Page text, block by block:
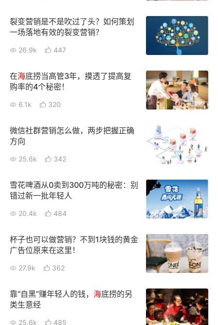
裂变营销是不是吹过了头？如何策划
一场落地有效的裂变营销？
26.9k 447
在海底捞当高管3年，摸透了提高复
购率的4个秘密！
6.1k 320
微信社群营销怎么做，两步把握正确
方向
25.6k 342
雪花啤酒从0卖到300万吨的秘密：别
错过新一批年轻人
20.4k 484
杯子也可以做营销？不到1块钱的黄金
广告位原来在这里！
27.9k 362
靠“自黑”赚年轻人的钱， 海底捞的另
类生意经
25.6k 485